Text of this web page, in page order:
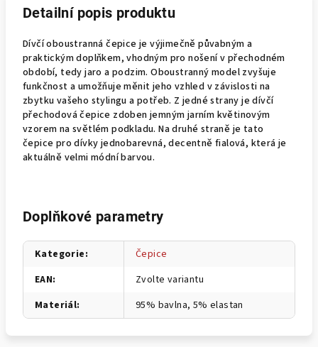
Detailní popis produktu
Dívčí oboustranná čepice je výjimečně půvabným a
praktickým doplňkem, vhodným pro nošení v přechodném
období, tedy jaro a podzim. Oboustranný model zvyšuje
funkčnost a umožňuje měnit jeho vzhled v závislosti na
zbytku vašeho stylingu a potřeb. Z jedné strany je dívčí
přechodová čepice zdoben jemným jarním květinovým
vzorem na světlém podkladu. Na druhé straně je tato
čepice pro dívky jednobarevná, decentně fialová, která je
aktuálně velmi módní barvou.
Doplňkové parametry
Kategorie:
Čepice
EAN:
Zvolte variantu
Materiál: 95% bavlna, 5% elastan